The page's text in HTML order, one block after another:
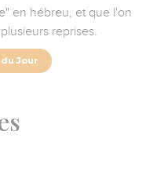
en hébreu, et que l'on
reprises.
Jour